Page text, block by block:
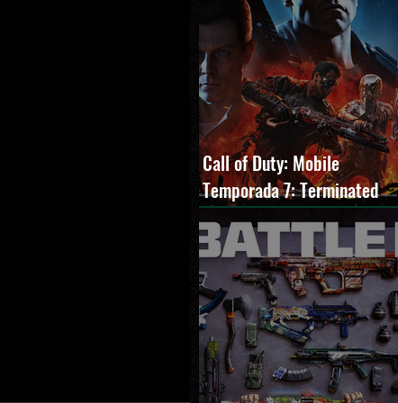
Call of Duty: Mobile
Temporada 7: Terminated
estreia com O Exterminador
do Futuro 2, novos modos e
Cronen Squall